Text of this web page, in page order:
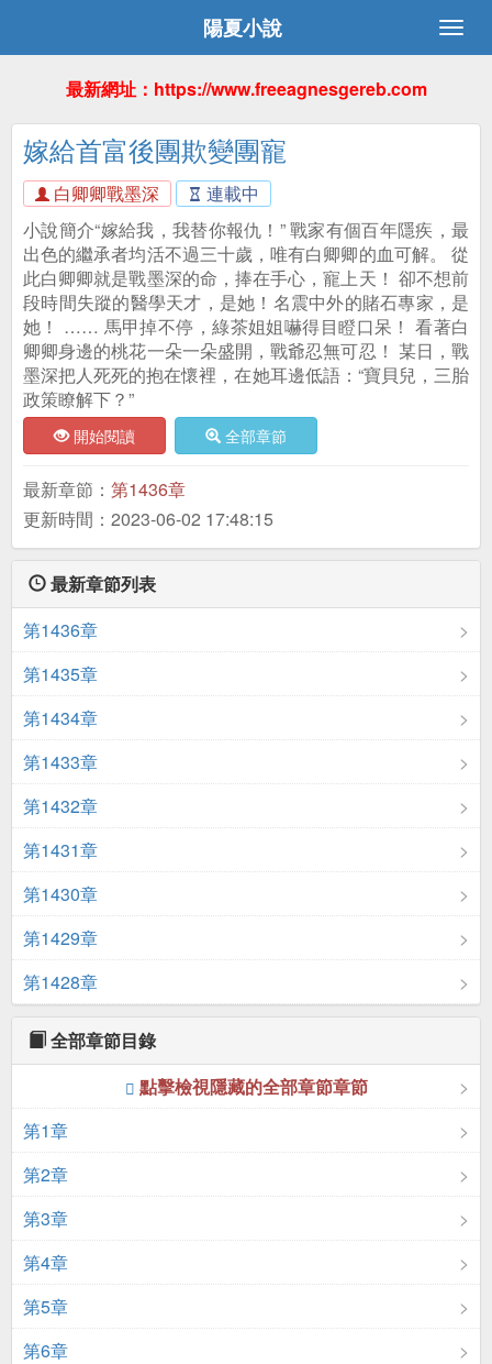
陽夏小說
最新網址：https://www.freeagnesgereb.com
嫁給首富後團欺變團寵
白卿卿戰墨深
連載中
小說簡介“嫁給我，我替你報仇！” 戰家有個百年隱疾，最
出色的繼承者均活不過三十歲，唯有白卿卿的血可解。 從
此白卿卿就是戰墨深的命，捧在手心，寵上天！ 卻不想前
段時間失蹤的醫學天才，是她！名震中外的賭石專家，是
她！ …… 馬甲掉不停，綠茶姐姐嚇得目瞪口呆！ 看著白
卿卿身邊的桃花一朵一朵盛開，戰爺忍無可忍！ 某日，戰
墨深把人死死的抱在懷裡，在她耳邊低語：“寶貝兒，三胎
政策瞭解下？”
開始閱讀 全部章節
最新章節： 第1436章
更新時間：2023-06-02 17:48:15
最新章節列表
第1436章
第1435章
第1434章
第1433章
第1432章
第1431章
第1430章
第1429章
第1428章
全部章節目錄
點擊檢視隱藏的全部章節章節
第1章
第2章
第3章
第4章
第5章
第6章